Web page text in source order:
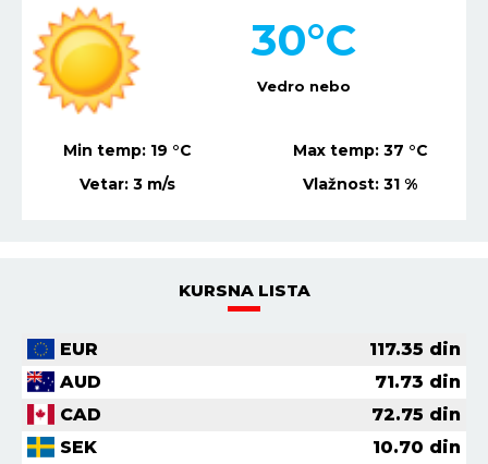
Vedro nebo
30°C
Min temp: 19 °C Max temp: 37 °C
Vetar:3 m/s Vlažnost:31 %
KURSNA LISTA
EUR 117.35 din
AUD
71.73 din
CAD
72.75 din
SEK
10.70 din